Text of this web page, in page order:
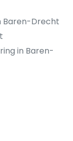
Baren-Drecht
in Baren-